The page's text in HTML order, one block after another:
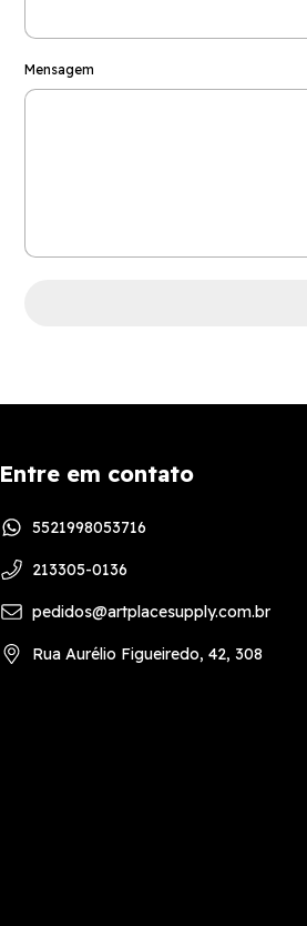
Mensagem
Entre em contato
5521998053716
213305-0136
pedidos@artplacesupply.com.br
Rua Aurélio Figueiredo, 42, 308